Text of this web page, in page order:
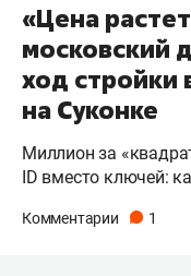
«Цена
московский
ход
на Суконке
Миллион за
ID вместо ключей:
Комментарии 1